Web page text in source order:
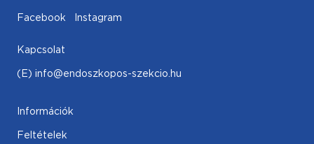
Facebook Instagram
Kapcsolat
(E) info@endoszkopos-szekcio.hu
Információk
Feltételek